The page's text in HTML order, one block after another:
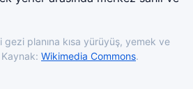
planına kısa yürüyüş, yemek ve
Kaynak: Wikimedia Commons.